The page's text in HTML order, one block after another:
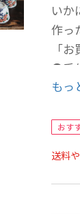
いか
作っ
「
●手
この
●キ
・
丸味
もっ
おす
送料